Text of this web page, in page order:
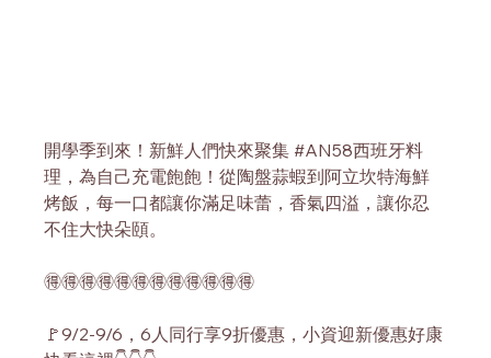
開學季到來！新鮮人們快來聚集 #AN58西班牙料
理 ，為自己充電飽飽！從陶盤蒜蝦到阿立坎特海鮮
烤飯，每一口都讓你滿足味蕾，香氣四溢，讓你忍
不住大快朵頤。
🉐🉐🉐🉐🉐🉐🉐🉐🉐🉐🉐🉐
🚩9/2-9/6，6人同行享9折優惠，小資迎新優惠好康